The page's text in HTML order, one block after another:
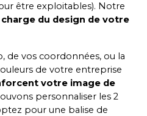
être exploitables). Notre
du design de votre
de vos coordonnées, ou la
de votre entreprise
votre image de
personnaliser les 2
pour une balise de